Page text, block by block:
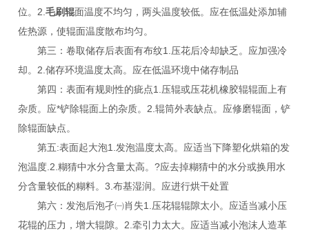
位。2.毛刷辊面温度不均匀，两头温度较低。应在低温处添加辅
佐热源，使辊面温度散布均匀。
第三：卷取储存后表面有布纹1.压花后冷却缺乏。应加强冷
却。2.储存环境温度太高。应在低温环境中储存制品
第四：表面有规则性的疵点1.压辊或压花机橡胶辊辊面上有
杂质。应*铲除辊面上的杂质。2.辊筒外表缺点。应修磨辊面，铲
除辊面缺点。
第五:表面起大泡1.发泡温度太高。应适当下降塑化烘箱的发
泡温度.2.糊猜中水分含量太高。?应去掉糊猜中的水分或换用水
分含量较低的糊料。3.布基湿润。应进行烘干处置
第六：发泡后泡孑㈠肖失1.压花辊辊隙太小。应适当减小压
花辊的压力，增大辊隙。2.牵引力太大。应适当减小泡沫人造革